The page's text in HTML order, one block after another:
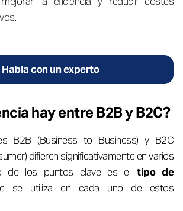
Habla con un experto
hay entre B2B y B2C?
B2B (Business to Business) y B2C
difieren significativamente en varios
de los puntos clave es eltipo de
se utiliza en cada uno de estos